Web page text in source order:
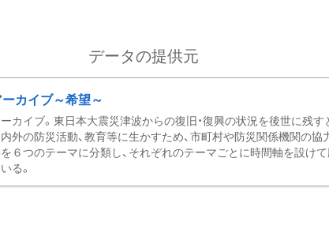
データの提供元
カイブ～希望～
カイブ。東日本大震災津波からの復旧・復興の状況を後世に残す
外の防災活動、教育等に生かすため、市町村や防災関係機関の協
６つのテーマに分類し、それぞれのテーマごとに時間軸を設け
る。